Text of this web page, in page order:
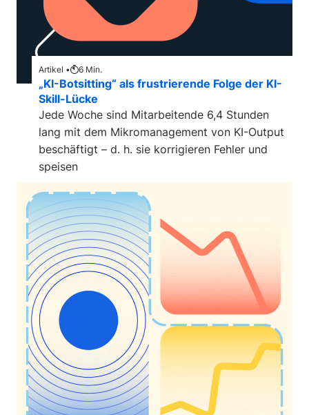
Artikel • 6 Min.
„KI-Botsitting“ als frustrierende Folge der KI-
Skill-Lücke
Jede Woche sind Mitarbeitende 6,4 Stunden
lang mit dem Mikromanagement von KI-Output
beschäftigt – d. h. sie korrigieren Fehler und
speisen